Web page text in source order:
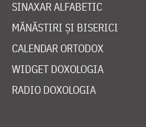
SINAXAR ALFABETIC
MĂNĂSTIRI ȘI BISERICI
CALENDAR ORTODOX
WIDGET DOXOLOGIA
RADIO DOXOLOGIA